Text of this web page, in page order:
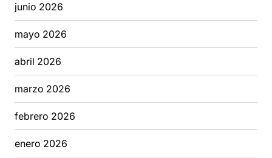
junio 2026
mayo 2026
abril 2026
marzo 2026
febrero 2026
enero 2026